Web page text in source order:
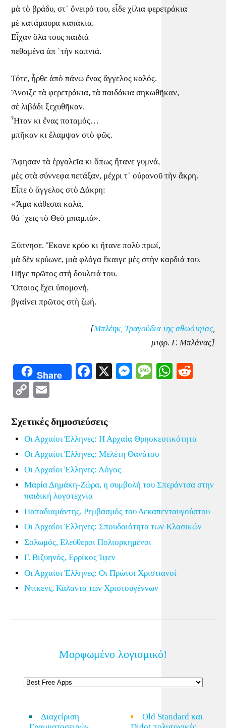
μὰ τὸ βράδυ, στ᾿ ὄνειρό του, εἶδε χίλια φερετράκια
μὲ κατάμαυρα καπάκια.
Εἶχαν ὅλα τους παιδιά
πεθαμένα ἀπ ῾τὴν καπνιά.
Τότε, ἦρθε ἀπὸ πάνω ἕνας ἄγγελος καλός.
Ἄνοιξε τὰ φερετράκια, τὰ παιδάκια σηκωθῆκαν,
σὲ λιβάδι ξεχυθῆκαν.
Ἦταν κι ἕνας ποταμός…
μπῆκαν κι ἔλαμψαν στὸ φῶς.
Ἂφησαν τὰ ἐργαλεῖα κι ὅπως ἤτανε γυμνά,
μὲς στὰ σύννεφα πετάξαν, μέχρι τ᾿ οὐρανοῦ τὴν ἄκρη.
Εἶπε ὁ ἄγγελος στὸ Δάκρη:
«Ἅμα κάθεσαι καλά,
θά ῾χεις τὸ Θεὸ μπαμπά».
Ξύπνησε. Ἔκανε κρύο κι ἤτανε πολὺ πρωί,
μὰ δὲν κρύωνε, μιὰ φλόγα ἔκαιγε μὲς στὴν καρδιά του.
Πῆγε πρῶτος στὴ δουλειά του.
Ὅποιος ἔχει ὑπομονή,
βγαίνει πρῶτος στὴ ζωή.
[Μπλέηκ, Τραγούδια της αθωότητας,
μτφρ. Γ. Μπλάνας]
Share Facebook
X Messenger
Message
Copy
Σχετικές δημοσιεύσεις
Οι Αρχαίοι Έλληνες: Η Αρχαία Θρησκευτικότητα
Οι Αρχαίοι Έλληνες: Μελέτη Θανάτου
Οι Αρχαίοι Έλληνες: Λόγος
Μαρία Δημάκη-Ζώρα, η συμβολή του Σπεράντσα στην
παιδική λογοτεχνία
Παπαδιαμάντης, Ρεμβασμός του Δεκαπενταυγούστου
Οι Αρχαίοι Έλληνες: Σπουδαιότητα των Κλασικών
Σολωμός, Ελεύθεροι Πολιορκημένοι
Γ. Βιζυηνός, Ερρίκος Ίψεν
Οι Αρχαίοι Έλληνες: Οι Πρώτοι Χριστιανοί
Ντίκενς, Κάλαντα των Χριστουγέννων
Μορφωμένο λογισμικό!
Διαχείριση
Old Standard και